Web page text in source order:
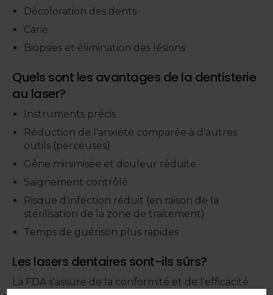
Décoloration des dents
Carie
Biopsies et élimination des lésions
Quels sont les avantages de la dentisterie
au laser?
Instruments précis
Réduction de l'anxiété comparée à d'autres
outils (perceuses)
Gêne minimisée et douleur réduite
Saignement contrôlé
Risque d'infection réduit (en raison de la
stérilisation de la zone de traitement)
Temps de guérison plus rapides
Les lasers dentaires sont-ils sûrs?
La FDA s'assure de la conformité et de l'efficacité